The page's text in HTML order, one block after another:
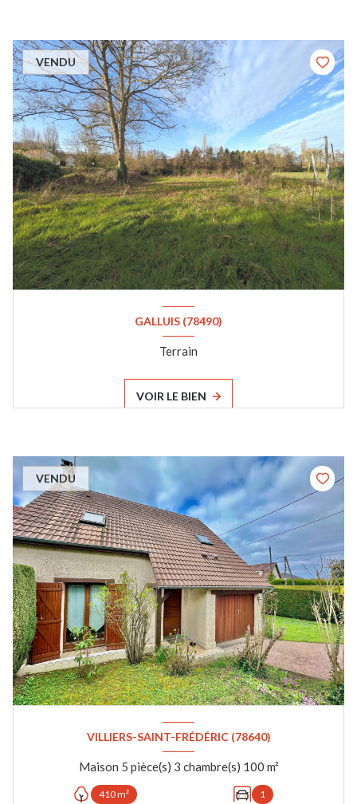
VENDU
GALLUIS (78490)
Terrain
VOIR LE BIEN
VENDU
VILLIERS-SAINT-FRÉDÉRIC (78640)
Maison 5 pièce(s) 3 chambre(s) 100 m²
410 m² 1